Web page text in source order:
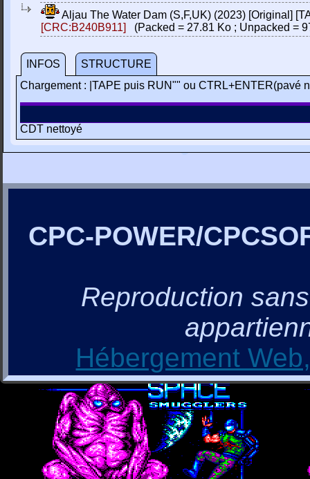
Aljau The Water Dam (S,F,UK) (2023) [Original]
[CRC:B240B911]
(Packed = 27.81 Ko ; Unpacked =
INFOS
STRUCTURE
Chargement : |TAPE puis RUN"" ou CTRL+ENTER(pavé
CDT nettoyé
CPC-POWER/
Reproduction
Hébergement